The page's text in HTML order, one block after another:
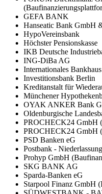
GEFA BANK
Hanseatic Bank GmbH
HypoVereinsbank
Höchster Pensionskasse
IKB Deutsche
ING-DiBa AG
Internationales
Investitionsbank Berlin
Kreditanstalt für
Münchener
OYAK ANKER Bank
Oldenburgische
PROCHECK24 GmbH
PROCHECK24 GmbH
PSD Banken eG
Postbank -
Prohyp GmbH
SKG BANK AG
Sparda-Banken eG
Starpool Finanz GmbH